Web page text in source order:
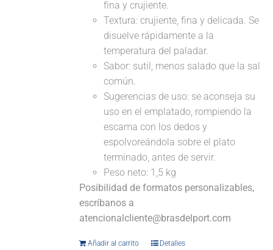
fina y crujiente.
Textura: crujiente, fina y delicada. Se
disuelve rápidamente a la
temperatura del paladar.
Sabor: sutil, menos salado que la sal
común.
Sugerencias de uso: se aconseja su
uso en el emplatado, rompiendo la
escama con los dedos y
espolvoreándola sobre el plato
terminado, antes de servir.
Peso neto: 1,5 kg
Posibilidad de formatos personalizables,
escríbanos a
atencionalcliente@brasdelport.com
Añadir al carrito Detalles